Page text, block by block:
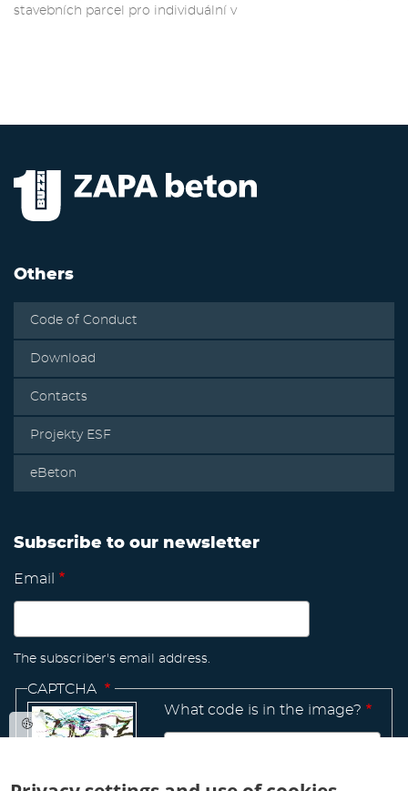
stavebních parcel pro individuální v
Others
Code of Conduct
Download
Contacts
Projekty ESF
eBeton
Subscribe to our newsletter
Email
The subscriber's email address.
CAPTCHA
What code is in the image?